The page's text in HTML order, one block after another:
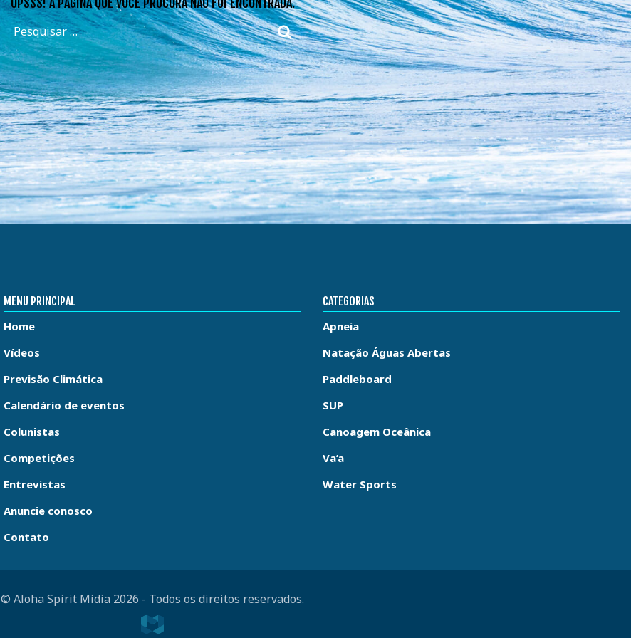
MENU PRINCIPAL
Home
Vídeos
Previsão Climática
Calendário de eventos
Colunistas
Competições
Entrevistas
Anuncie conosco
Contato
CATEGORIAS
Apneia
Natação Águas Abertas
Paddleboard
SUP
Canoagem Oceânica
Va’a
Water Sports
© Aloha Spirit Mídia 2026 - Todos os direitos reservados.